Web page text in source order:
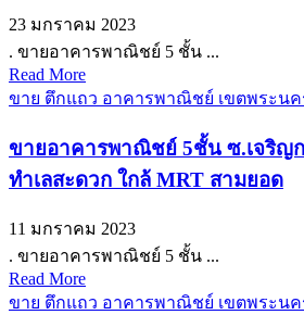
23 มกราคม 2023
. ขายอาคารพาณิชย์ 5 ชั้น ...
Read More
ขาย ตึกแถว อาคารพาณิชย์ เขตพระนค
ขายอาคารพาณิชย์ 5ชั้น ซ.เจริญก
ทำเลสะดวก ใกล้ MRT สามยอด
11 มกราคม 2023
. ขายอาคารพาณิชย์ 5 ชั้น ...
Read More
ขาย ตึกแถว อาคารพาณิชย์ เขตพระนค